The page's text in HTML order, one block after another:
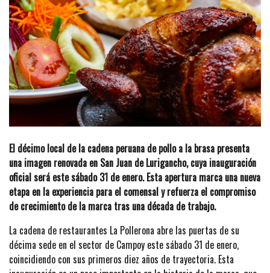
El décimo local de la cadena peruana de pollo a la brasa presenta
una imagen renovada en San Juan de Lurigancho, cuya inauguración
oficial será este sábado 31 de enero. Esta apertura marca una nueva
etapa en la experiencia para el comensal y refuerza el compromiso
de crecimiento de la marca tras una década de trabajo.
La cadena de restaurantes La Pollerona abre las puertas de su
décima sede en el sector de Campoy este sábado 31 de enero,
coincidiendo con sus primeros diez años de trayectoria. Esta